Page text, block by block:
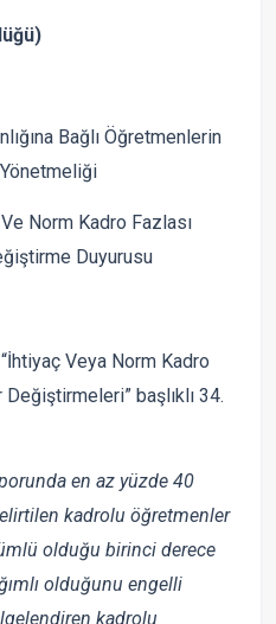
Bağlı Öğretmenlerin
Norm Kadro Fazlası
Duyurusu
Veya Norm Kadro
başlıklı 34.
en az yüzde 40
kadrolu öğretmenler
olduğu birinci derece
olduğunu engelli
kadrolu